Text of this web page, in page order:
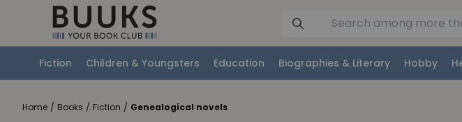
Fiction Children & Youngsters Education Biographies & Literary Hobby
Home / Books / Fiction / Genealogical novels